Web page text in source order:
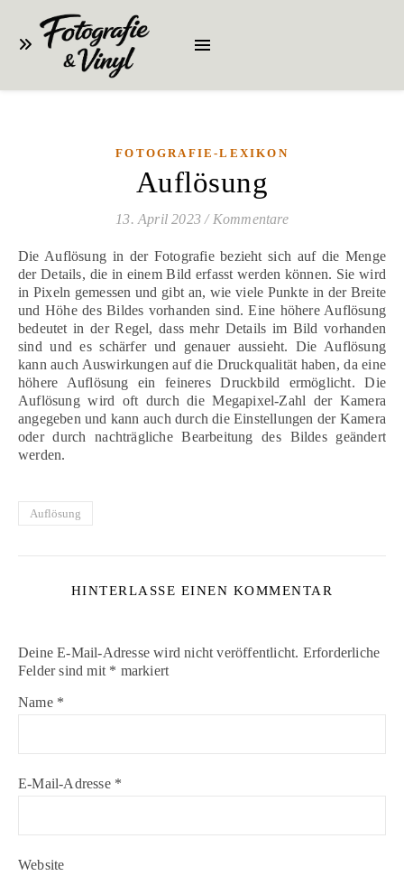
FOTOGRAFIE-LEXIKON
Auflösung
13. April 2023 / Kommentare
Die Auflösung in der Fotografie bezieht sich auf die Menge
der Details, die in einem Bild erfasst werden können. Sie wird
in Pixeln gemessen und gibt an, wie viele Punkte in der Breite
und Höhe des Bildes vorhanden sind. Eine höhere Auflösung
bedeutet in der Regel, dass mehr Details im Bild vorhanden
sind und es schärfer und genauer aussieht. Die Auflösung
kann auch Auswirkungen auf die Druckqualität haben, da eine
höhere Auflösung ein feineres Druckbild ermöglicht. Die
Auflösung wird oft durch die Megapixel-Zahl der Kamera
angegeben und kann auch durch die Einstellungen der Kamera
oder durch nachträgliche Bearbeitung des Bildes geändert
werden.
Auflösung
HINTERLASSE EINEN KOMMENTAR
Deine E-Mail-Adresse wird nicht veröffentlicht. Erforderliche
Felder sind mit * markiert
Name *
E-Mail-Adresse *
Website